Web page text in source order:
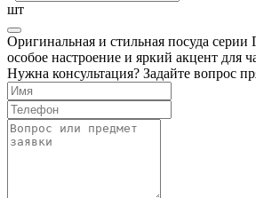
шт
Оригинальная и стильная посуда серии
особое настроение и яркий акцент для
Нужна консультация? Задайте вопрос